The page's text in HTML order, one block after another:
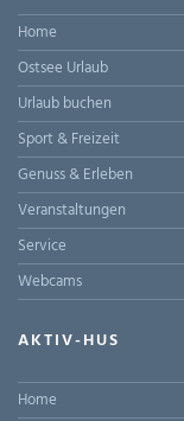
Home
Ostsee Urlaub
Urlaub buchen
Sport & Freizeit
Genuss & Erleben
Veranstaltungen
Service
Webcams
AKTIV-HUS
Home